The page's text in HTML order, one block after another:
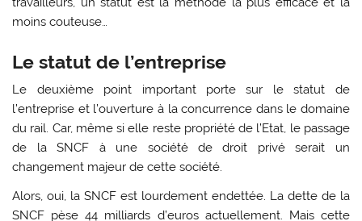
moins couteuse…
Le statut de l’entreprise
Le deuxième point important porte sur le statut de
l’entreprise et l’ouverture à la concurrence dans le domaine
du rail. Car, même si elle reste propriété de l’Etat, le passage
de la SNCF à une société de droit privé serait un
changement majeur de cette société.
Alors, oui, la SNCF est lourdement endettée. La dette de la
SNCF pèse 44 milliards d’euros actuellement. Mais cette